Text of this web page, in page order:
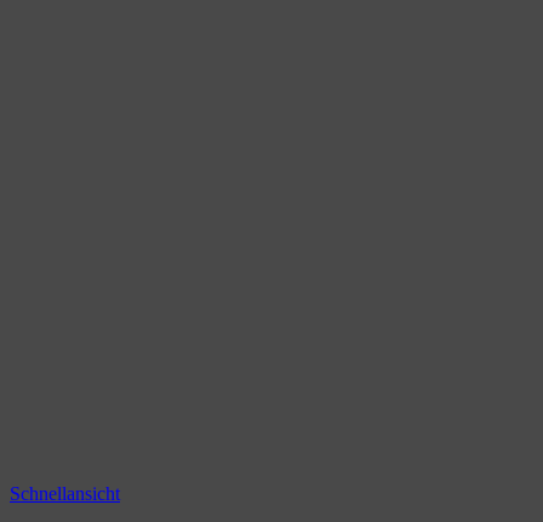
Schnellansicht